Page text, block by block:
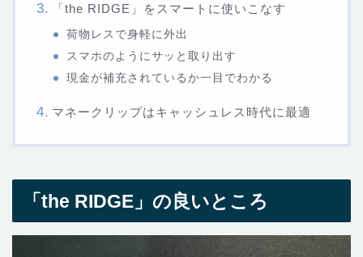
「the RIDGE」をスマートに使いこなす
荷物レスで身軽に外出
スマホのようにサッと取り出す
現金が補充されているか一目でわかる
マネークリップはキャッシュレス時代に最適
「the RIDGE」の良いところ